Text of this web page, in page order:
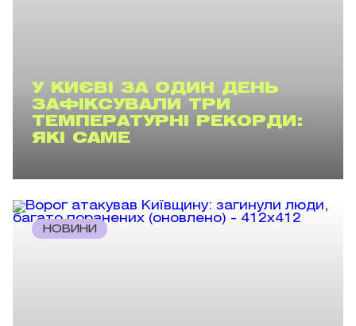
У КИЄВІ ЗА ОДИН ДЕНЬ
ЗАФІКСУВАЛИ ТРИ
ТЕМПЕРАТУРНІ РЕКОРДИ:
ЯКІ САМЕ
НОВИНИ